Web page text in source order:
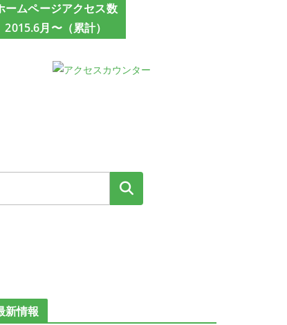
ームページアクセス数
2015.6月〜（累計）
検索
新情報